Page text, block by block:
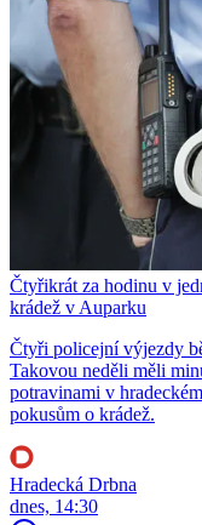
Čtyřikrát za hodinu v
krádež v Auparku
Čtyři policejní výjezdy
Takovou neděli měli
potravinami v
pokusům o krádež.
Hradecká Drbna
dnes, 14:30